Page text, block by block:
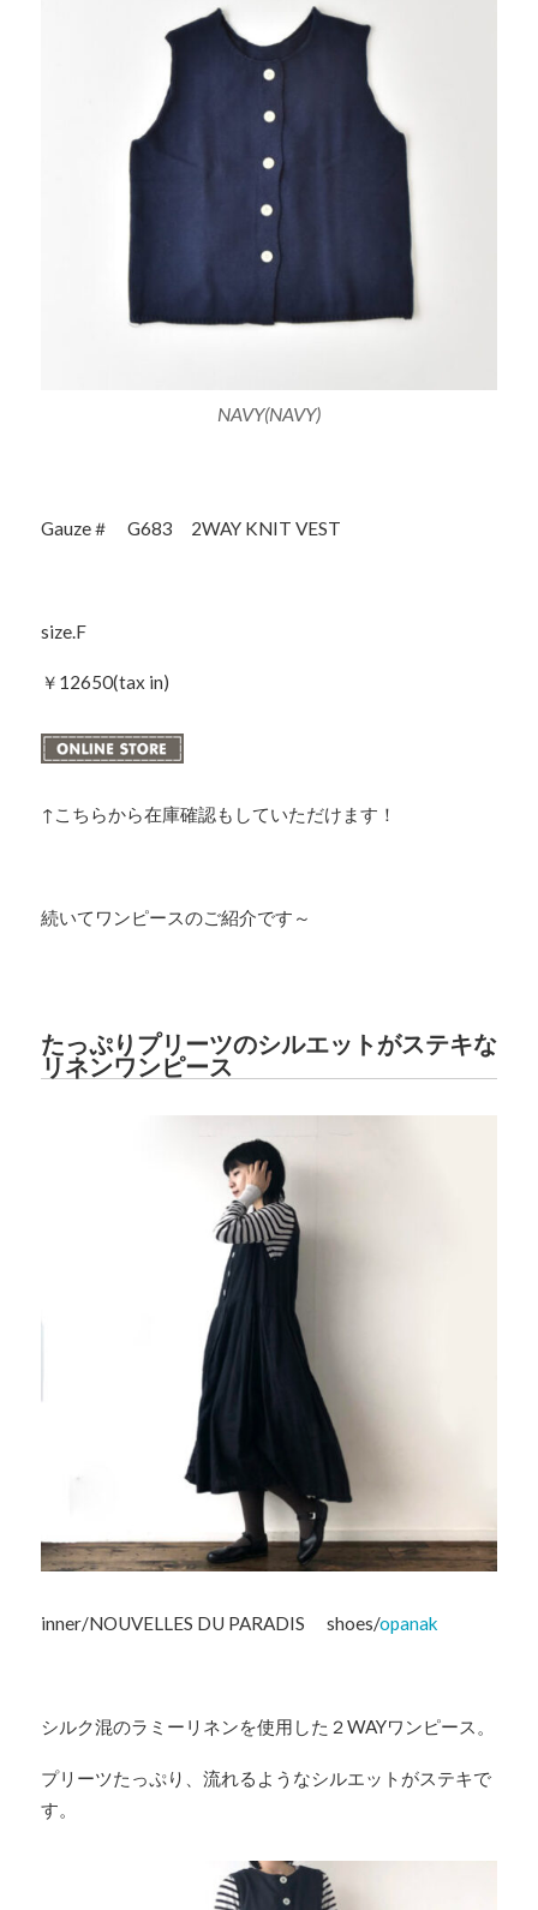
NAVY(NAVY)
Gauze＃ G683 2WAY KNIT VEST
size.F
￥12650(tax in)
↑こちらから在庫確認もしていただけます！
続いてワンピースのご紹介です～
たっぷりプリーツのシルエットがステキな
リネンワンピース
inner/NOUVELLES DU PARADIS shoes/opanak
シルク混のラミーリネンを使用した２WAYワンピース。
プリーツたっぷり、流れるようなシルエットがステキで
す。